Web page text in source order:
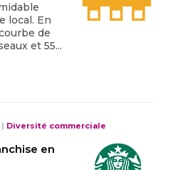
local. En
de
et 55...
| Diversité commerciale
en